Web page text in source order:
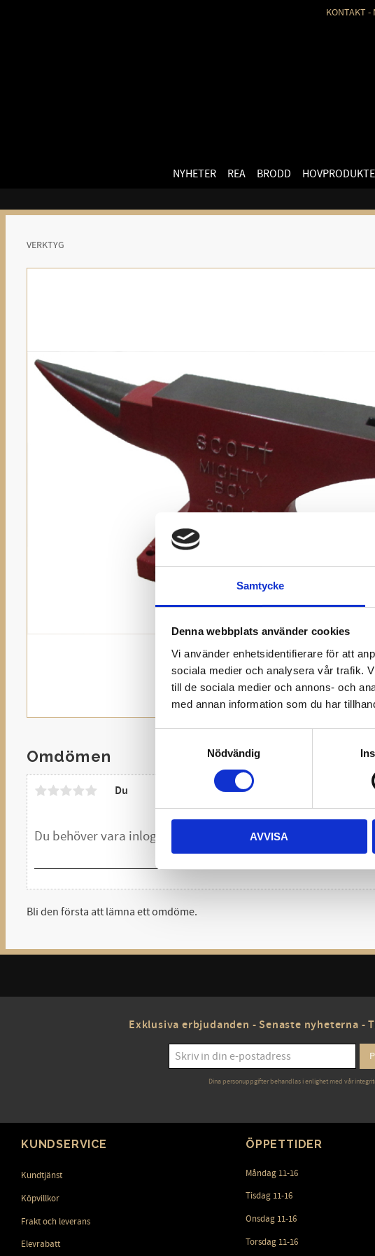
Samtycke
Denna webbplats använder cookies
Vi använder enhetsidentifierare för att
sociala medier och analysera vår trafik.
till de sociala medier och annons- och
med annan information som du har
Nödvändig
AVVISA
KONTAKT
NYHETER REA BRODD
VERKTYG
Omdömen
Du
Bli den första att lämna ett omdöme.
Exklusiva erbjudanden - Senaste nyheterna -
Dina personuppgifter behandlas i enlighet med vår
KUNDSERVICE
Kundtjänst
Köpvillkor
Frakt och leverans
Elevrabatt
ÖPPETTIDER
Måndag 11-16
Tisdag 11-16
Onsdag 11-16
Torsdag 11-16